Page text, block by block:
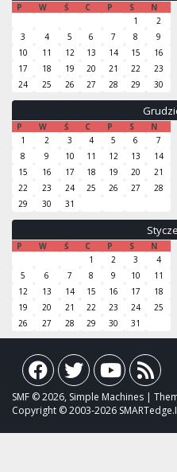
P W Ś C P S
N
1
2
3
4 5 6 7 8
9
10
11 12 13 14 15
16
17
18 19 20 21 22
23
24
25 26 27 28 29 30
P W Ś C P S
N
1
2 3 4 5 6
7
8
9 10 11 12 13
14
15
16 17 18 19 20
21
22
23 24 25 26 27
28
29
30 31
P W Ś C P S
N
1
2 3
4
5
6 7 8 9 10
11
12
13 14 15 16 17
18
19
20 21 22 23 24
25
26
27 28 29 30 31
SMF © 2026, Simple Machines |
Copyright © 2003-2026